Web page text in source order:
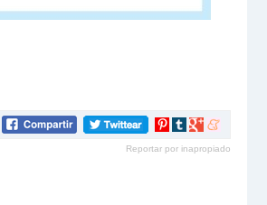
Compartir
Pinterest
Compartir
tumblr
Compartir
Google+
Compartir
meneame
Reportar por inapropiado